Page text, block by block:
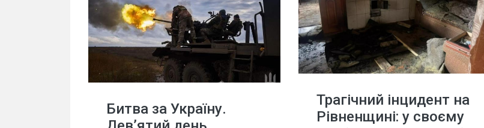
Битва за Україну.
Трагічний інцидент на
Рівненщині: у своєму